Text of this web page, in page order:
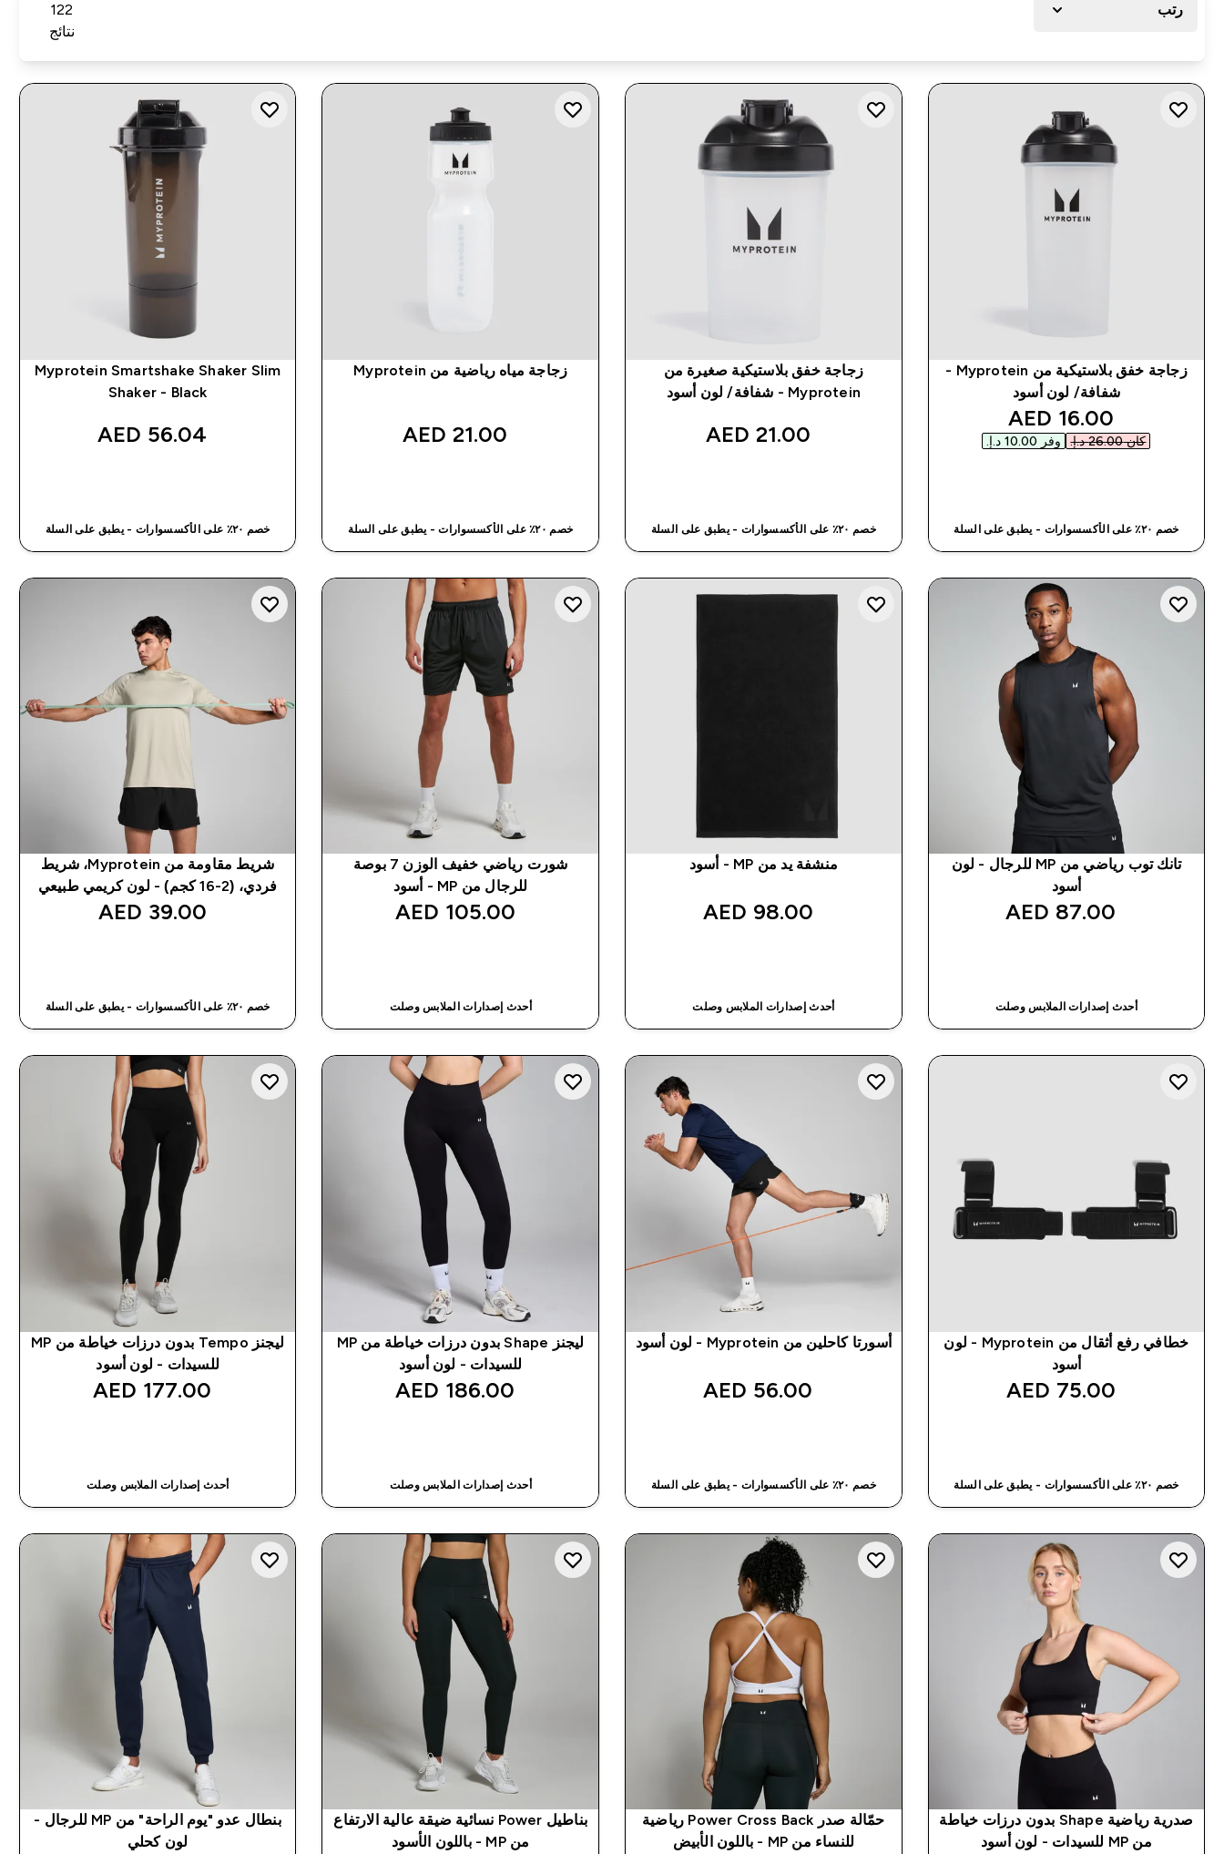
رتب
122
نتائج
زجاجة خفق بلاستيكية من Myprotein -
شفافة/ لون أسود
discounted price
16.00 AED‎
كان ‏26.00 د.إ.‏‎ وفر ‏10.00 د.إ.‏‎
خصم ٢٠٪ على الأكسسوارات - يطبق على السلة
زجاجة خفق بلاستيكية صغيرة من
Myprotein - شفافة/ لون أسود
21.00 AED‎
خصم ٢٠٪ على الأكسسوارات - يطبق على السلة
زجاجة مياه رياضية من Myprotein
21.00 AED‎
خصم ٢٠٪ على الأكسسوارات - يطبق على السلة
Myprotein Smartshake Shaker Slim
Shaker - Black
56.04 AED‎
خصم ٢٠٪ على الأكسسوارات - يطبق على السلة
تانك توب رياضي من MP للرجال - لون
أسود
87.00 AED‎
أحدث إصدارات الملابس وصلت
منشفة يد من MP - أسود
98.00 AED‎
أحدث إصدارات الملابس وصلت
شورت رياضي خفيف الوزن 7 بوصة
للرجال من MP - أسود
105.00 AED‎
أحدث إصدارات الملابس وصلت
شريط مقاومة من Myprotein، شريط
فردي، (2-16 كجم) - لون كريمي طبيعي
39.00 AED‎
خصم ٢٠٪ على الأكسسوارات - يطبق على السلة
خطافي رفع أثقال من Myprotein - لون
أسود
75.00 AED‎
خصم ٢٠٪ على الأكسسوارات - يطبق على السلة
أسورتا كاحلين من Myprotein - لون أسود
56.00 AED‎
خصم ٢٠٪ على الأكسسوارات - يطبق على السلة
ليجنز Shape بدون درزات خياطة من MP
للسيدات - لون أسود
186.00 AED‎
أحدث إصدارات الملابس وصلت
ليجنز Tempo بدون درزات خياطة من MP
للسيدات - لون أسود
177.00 AED‎
أحدث إصدارات الملابس وصلت
صدرية رياضية Shape بدون درزات خياطة
من MP للسيدات - لون أسود
حمّالة صدر Power Cross Back رياضية
للنساء من MP - باللون الأبيض
بناطيل Power نسائية ضيقة عالية الارتفاع
من MP - باللون الأسود
بنطال عدو "يوم الراحة" من MP للرجال -
لون كحلي